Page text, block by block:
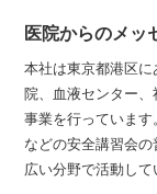
医院からのメッ
本社は東京都港区
院、血液センター
事業を行っていま
などの安全講習会
広い分野で活動して